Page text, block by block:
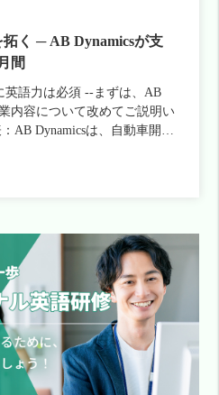
。 6ヶ月のプログラムを終え
と思うのはどういう部分です
通じるのですが、やはり
上がったなと感じます。相手
きるようになりましたし、言
まれていても、文脈から想像
りました。 仕事の場面でも
ますか？ 玉木さん：はい、
せなどで、対面で話す際など
からお客様が来た際に、工場
できるようになれたらいいで
す。では最後に、ポリグロ
改善を求める点をお聞きかせ
的な面で言えば、ビジネス
ムがあると嬉しいです。たと
語」「購買フローでよく使わ
欲が沸いてきた、というのが
ん：私どもHotel nanvanのコ
上のビジネスホテル」「ワン
する」というものがありま
なく、外国からのお客様にも
たい、満足していただきたい
。語学を学ぶことで、よりよ
り、お客様に少しでも満足し
語面でサポートをさせていた
小林さん：ありがとうござ
感想を持つ者が多かったです
者に対して、このトレーナー
受講生の個性に合わせて適切
マッチング力」、その両方が
います。これは導入した後じ
がありますね。 アプリ「レ
た方にはきちんと成果が出
てもかなりやりこんでいらっ
継続については、お二人から
ょうか。 藁科さん：はい。
は「やる気の測定と維持」で
学習を半年間継続させるには
要だというのは自分の過去の
た。基本的にはポリグロッツ
を聞いて学べる点がすごくよ
文としても話せるようになっ
インレッスンに関しては、何
ことがとても助かりました。
員が多かったので、学習のハ
と思います。人と学ぶ方が緊
ッスンをしてくださり、テキ
お願いします。 厨川さん：
て語学の大切さを実感しまし
としての技術に磨きをかけな
り多くのお客様にご満足いた
たいと思います。ぜひお店ま
トの機会を増やせる点に加え
ン化するためのトレーナーの
ーから効果的な学習方法を学
した。 忙しい中すべてをア
、同プランの受講を決めまし
は、トレーナーに背中を押さ
ばいけないという点がいい意
ましたね。おかげで日々の学
ンを受けることで、メディア
考えを学ぶことができた点も
が上がっていてスコアも伸び
のどのような点を評価され
く ─ AB Dynamicsが支
間
英語力は必須 --まずは、AB
内容について改めてご説明い
AB Dynamicsは、自動車開発
能試験・評価を行うための機
クとするグローバル企業で
聞かせください。 宗村代
進運転支援システム）および
進んでいます。これらの技術
上でテストというわけにはい
欧州では「ユーロNCAP」
ており、各社、その規格に準
全性を評価することになって